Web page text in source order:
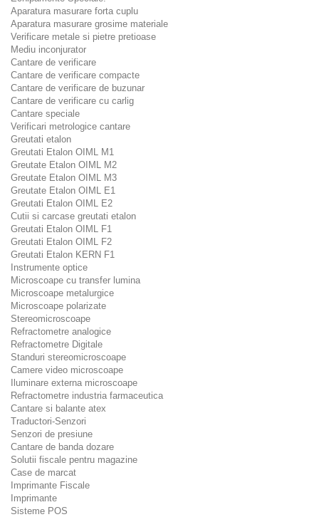
Aparatura masurare forta cuplu
Aparatura masurare grosime materiale
Verificare metale si pietre pretioase
Mediu inconjurator
Cantare de verificare
Cantare de verificare compacte
Cantare de verificare de buzunar
Cantare de verificare cu carlig
Cantare speciale
Verificari metrologice cantare
Greutati etalon
Greutati Etalon OIML M1
Greutate Etalon OIML M2
Greutate Etalon OIML M3
Greutate Etalon OIML E1
Greutati Etalon OIML E2
Cutii si carcase greutati etalon
Greutati Etalon OIML F1
Greutati Etalon OIML F2
Greutati Etalon KERN F1
Instrumente optice
Microscoape cu transfer lumina
Microscoape metalurgice
Microscoape polarizate
Stereomicroscoape
Refractometre analogice
Refractometre Digitale
Standuri stereomicroscoape
Camere video microscoape
Iluminare externa microscoape
Refractometre industria farmaceutica
Cantare si balante atex
Traductori-Senzori
Senzori de presiune
Cantare de banda dozare
Solutii fiscale pentru magazine
Case de marcat
Imprimante Fiscale
Imprimante
Sisteme POS